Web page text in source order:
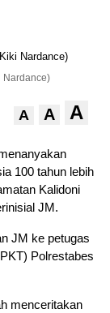
Nardance)
A A A
100 tahun lebih
Kalidoni
JM.
JM ke petugas
Polrestabes
menceritakan